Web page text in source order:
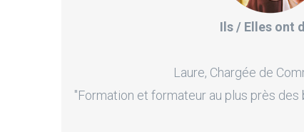
Ils / Elles ont
Laure, Chargée de
"Formation et formateur au plus près